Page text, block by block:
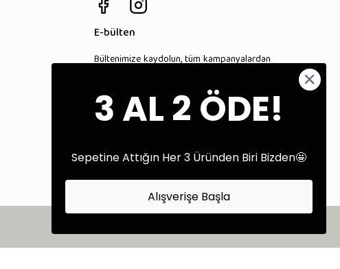
E-bülten
Bültenimize kaydolun, tüm kampanyalardan
Kaydol
3 AL 2 ÖDE!
Sepetine Attığın Her 3 Üründen Biri Bizden🤩
Alışverişe Başla